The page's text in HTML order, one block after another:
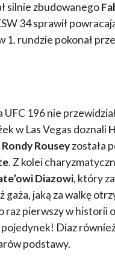
silnie zbudowanego
34 sprawił
1. rundzie pokonał
UFC 196 nie
w Las Vegas doznali
Rondy Rouseyzostała
. Z kolei
Diazowi, który
jaką za walkę
raz pierwszy w historii
Diaz
podstawy.